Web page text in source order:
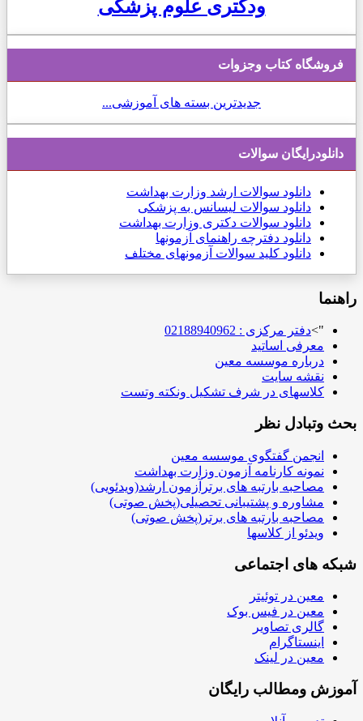
ودکتری علوم پزشکی
فروشگاه کتاب وجزوات
جدیدترین بسته های آموزشی...
دانلودرایگان سوالات
دانلود سوالات ارشد وزارت بهداشت
دانلود سوالات لیسانس به پزشکی
دانلود سوالات دکتری وزارت بهداشت
دانلود دفترچه راهنمای آزمونها
دانلود کلید سوالات آزمونهای مختلف
راهنما
">دفتر مرکزی : 02188940962
معرفی اساتید
درباره موسسه معین
نقشه سایت
کلاسهای در شرف تشکیل ونکته وتست
بحث وتبادل نظر
انجمن گفتگوی موسسه معین
نمونه کارنامه آزمون وزارت بهداشت
مصاحبه بارتبه های برترآزمون ارشد(ویدئویی)
مشاوره و پشتیبانی تحصیلی(پخش صوتی)
مصاحبه بارتبه های برتر(پخش صوتی)
ویدئو از کلاسها
شبکه های اجتماعی
معین در توئیتر
معین در فیس بوک
گالری تصاویر
اینستاگرام
معین در لینک
آموزش ومطالب رایگان